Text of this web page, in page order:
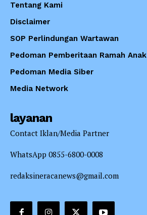
Tentang Kami
Disclaimer
SOP Perlindungan Wartawan
Pedoman Pemberitaan Ramah Anak
Pedoman Media Siber
Media Network
layanan
Contact Iklan/Media Partner
WhatsApp 0855-6800-0008
redaksineracanews@gmail.com